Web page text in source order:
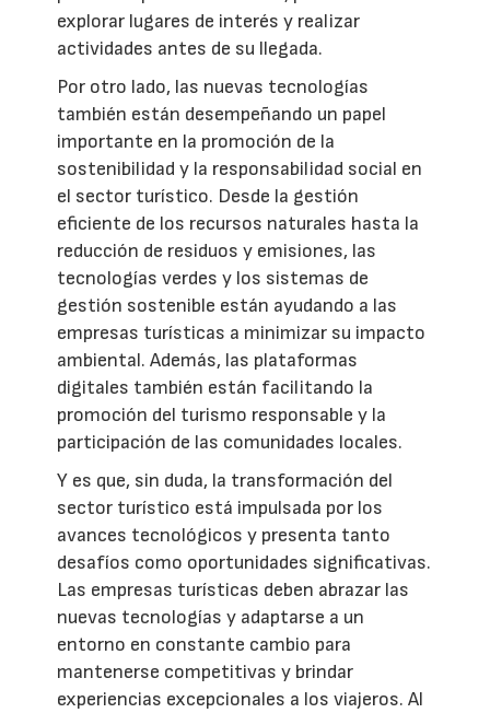
explorar lugares de interés y realizar
actividades antes de su llegada.
Por otro lado, las nuevas tecnologías
también están desempeñando un papel
importante en la promoción de la
sostenibilidad y la responsabilidad social en
el sector turístico. Desde la gestión
eficiente de los recursos naturales hasta la
reducción de residuos y emisiones, las
tecnologías verdes y los sistemas de
gestión sostenible están ayudando a las
empresas turísticas a minimizar su impacto
ambiental. Además, las plataformas
digitales también están facilitando la
promoción del turismo responsable y la
participación de las comunidades locales.
Y es que, sin duda, la transformación del
sector turístico está impulsada por los
avances tecnológicos y presenta tanto
desafíos como oportunidades significativas.
Las empresas turísticas deben abrazar las
nuevas tecnologías y adaptarse a un
entorno en constante cambio para
mantenerse competitivas y brindar
experiencias excepcionales a los viajeros. Al